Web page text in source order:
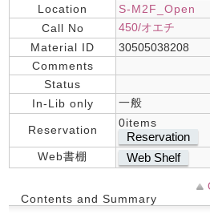
Location
S-M2F_Open
Call No
450/オエチ
Material ID
30505038208
Comments
Status
In-Lib only
一般
Reservation
0items
Reservation
Web書棚 Web Shelf
Contents and Summary